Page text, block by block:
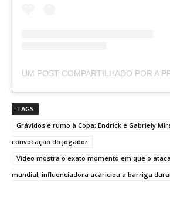
TAGS
Grávidos e rumo à Copa; Endrick e Gabriely
convocação do jogador
Vídeo mostra o exato momento em que o
mundial; influenciadora acariciou a barriga